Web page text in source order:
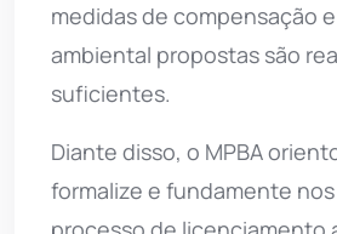
medidas de compensação
ambiental propostas são
suficientes.
Diante disso, o MPBA
formalize e fundamente